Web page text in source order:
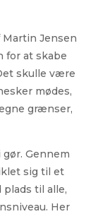
Martin Jensen
for at skabe
skulle være
mødes,
grænser,
Gennem
sig til et
til alle,
Her